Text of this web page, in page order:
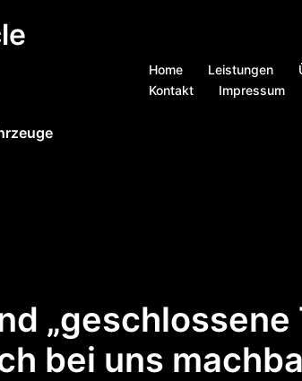
Home Leistungen
Kontakt
Impressum
„geschlossene
bei uns